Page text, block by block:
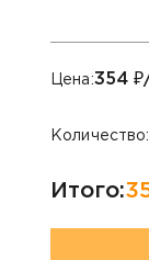
Цена:354
Количество:
Итого: